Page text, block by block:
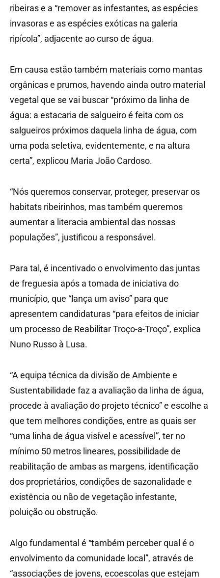
ribeiras e a “remover as infestantes, as espécies
invasoras e as espécies exóticas na galeria
ripícola”, adjacente ao curso de água.
Em causa estão também materiais como mantas
orgânicas e prumos, havendo ainda outro material
vegetal que se vai buscar “próximo da linha de
água: a estacaria de salgueiro é feita com os
salgueiros próximos daquela linha de água, com
uma poda seletiva, evidentemente, e na altura
certa”, explicou Maria João Cardoso.
“Nós queremos conservar, proteger, preservar os
habitats ribeirinhos, mas também queremos
aumentar a literacia ambiental das nossas
populações”, justificou a responsável.
Para tal, é incentivado o envolvimento das juntas
de freguesia após a tomada de iniciativa do
município, que “lança um aviso” para que
apresentem candidaturas “para efeitos de iniciar
um processo de Reabilitar Troço-a-Troço”, explica
Nuno Russo à Lusa.
“A equipa técnica da divisão de Ambiente e
Sustentabilidade faz a avaliação da linha de água,
procede à avaliação do projeto técnico” e escolhe a
que tem melhores condições, entre as quais ser
“uma linha de água visível e acessível”, ter no
mínimo 50 metros lineares, possibilidade de
reabilitação de ambas as margens, identificação
dos proprietários, condições de sazonalidade e
existência ou não de vegetação infestante,
poluição ou obstrução.
Algo fundamental é “também perceber qual é o
envolvimento da comunidade local”, através de
“associações de jovens, ecoescolas que estejam